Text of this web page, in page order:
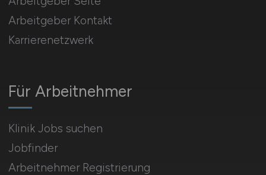
Für Arbeitnehmer
Klinik Jobs suchen
Jobfinder
Arbeitnehmer Registrierung
Arbeitgeber Kontakt
Karrierenetzwerk